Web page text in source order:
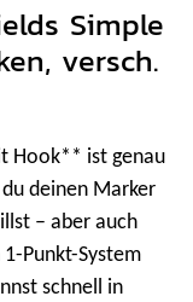
Simple
versch.
Hook** ist genau
deinen Marker
– aber auch
Punkt-System
schnell in